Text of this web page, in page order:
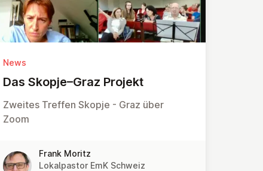
News
Das Skopje–Graz Projekt
Zweites Treffen Skopje - Graz über
Zoom
Frank Moritz
Lokalpastor EmK Schweiz